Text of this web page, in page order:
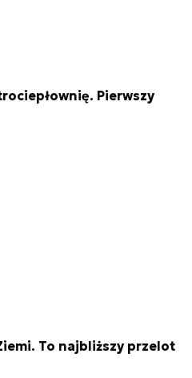
Pierwszy
To najbliższy przelot